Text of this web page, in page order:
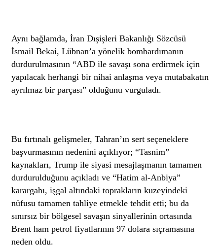
Aynı bağlamda, İran Dışişleri Bakanlığı Sözcüsü
İsmail Bekai, Lübnan’a yönelik bombardımanın
durdurulmasının “ABD ile savaşı sona erdirmek için
yapılacak herhangi bir nihai anlaşma veya mutabakatın
ayrılmaz bir parçası” olduğunu vurguladı.
Bu fırtınalı gelişmeler, Tahran’ın sert seçeneklere
başvurmasının nedenini açıklıyor; “Tasnim”
kaynakları, Trump ile siyasi mesajlaşmanın tamamen
durdurulduğunu açıkladı ve “Hatim al-Anbiya”
karargahı, işgal altındaki toprakların kuzeyindeki
nüfusu tamamen tahliye etmekle tehdit etti; bu da
sınırsız bir bölgesel savaşın sinyallerinin ortasında
Brent ham petrol fiyatlarının 97 dolara sıçramasına
neden oldu.